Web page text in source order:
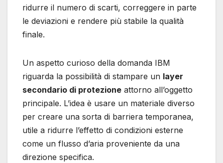
ridurre il numero di scarti, correggere in parte
le deviazioni e rendere più stabile la qualità
finale.
Un aspetto curioso della domanda IBM
riguarda la possibilità di stampare un layer
secondario di protezione attorno all’oggetto
principale. L’idea è usare un materiale diverso
per creare una sorta di barriera temporanea,
utile a ridurre l’effetto di condizioni esterne
come un flusso d’aria proveniente da una
direzione specifica.